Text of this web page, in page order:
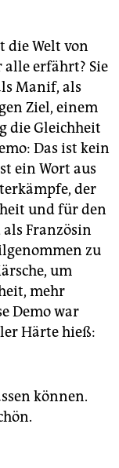
die Welt von
alle erfährt? Sie
Manif, als
Ziel, einem
die Gleichheit
Das ist kein
ein Wort aus
der
und für den
Französin
zu
um
mehr
Demo war
Härte hieß:
können.